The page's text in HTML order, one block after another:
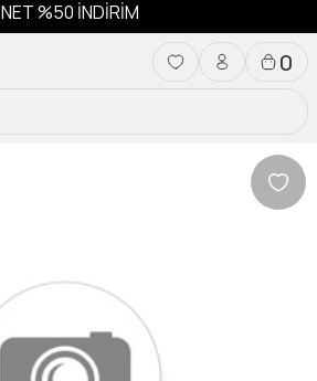
NET %50 İNDİRİM
0